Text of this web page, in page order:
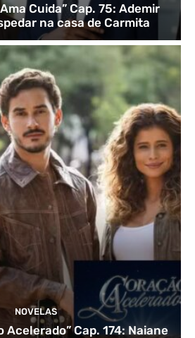
Cuida” Cap. 75: Ademir
na casa de Carmita
NOVELAS
Acelerado” Cap. 174: Naiane